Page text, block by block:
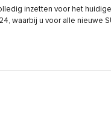
inzetten voor het
waarbij u voor alle nieuwe